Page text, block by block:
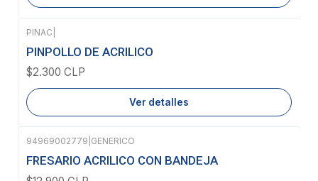
Agotado
PINAC
PINPOLLO DE ACRILICO
$2.300 CLP
Ver detalles
Agotado
94969002779 GENERICO
FRESARIO ACRILICO CON BANDEJA